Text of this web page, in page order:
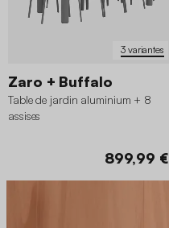
3 variantes
Zaro + Buffalo
Table de jardin aluminium + 8
assises
899,99 €